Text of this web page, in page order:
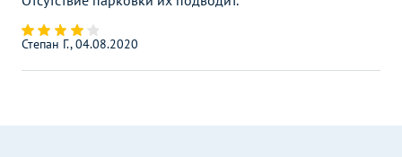
Степан Г., 04.08.2020